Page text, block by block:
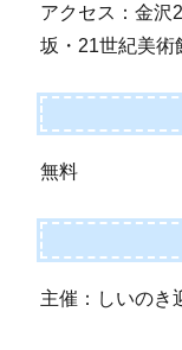
アクセス：金沢
坂・21世紀美術
無料
主催：しいのき